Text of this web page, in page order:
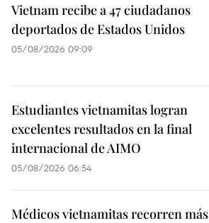
Vietnam recibe a 47 ciudadanos
deportados de Estados Unidos
05/08/2026 09:09
Estudiantes vietnamitas logran
excelentes resultados en la final
internacional de AIMO
05/08/2026 06:54
Médicos vietnamitas recorren más